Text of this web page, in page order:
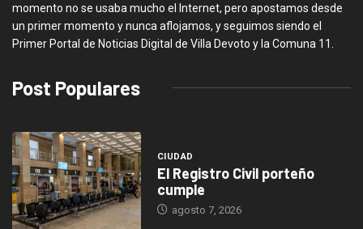
momento no se usaba mucho el Internet, pero apostamos desde
un primer momento y nunca aflojamos, y seguimos siendo el
Primer Portal de Noticias Digital de Villa Devoto y la Comuna 11.
Post Populares
CIUDAD
El Registro Civil porteño
cumple
agosto 7, 2026